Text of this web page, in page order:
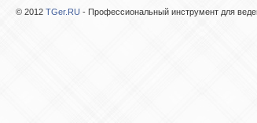
© 2012 TGer.RU - Профессиональный инструмент для